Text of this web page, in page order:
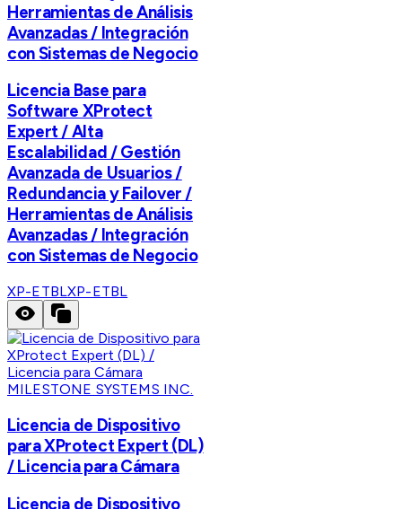
Herramientas de Análisis
Avanzadas / Integración
con Sistemas de Negocio
Licencia Base para
Software XProtect
Expert / Alta
Escalabilidad / Gestión
Avanzada de Usuarios /
Redundancia y Failover /
Herramientas de Análisis
Avanzadas / Integración
con Sistemas de Negocio
XP-ETBLXP-ETBL
MILESTONE SYSTEMS INC.
Licencia de Dispositivo
para XProtect Expert (DL)
/ Licencia para Cámara
Licencia de Dispositivo